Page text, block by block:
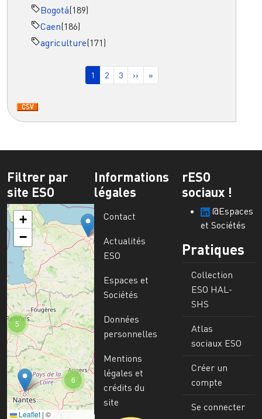
Bogotá(189)
Caen(186)
agriculture(171)
Page courante
1 Page
2 Page
3 Page suivante
›› Dernière page
»
Filtrer par
site ESO
6
5
+
−
Leaflet | ©
Informations
légales
Contact
Actualités
ESO
Espaces et
Sociétés
Données
personnelles
Mentions
légales et
crédits du
site
rESO
sociaux !
@Espaces
et Sociétés
Pratiques
Collection
ESO HAL-
SHS
Atlas
sociaux ESO
Créer un
compte
Se connecter